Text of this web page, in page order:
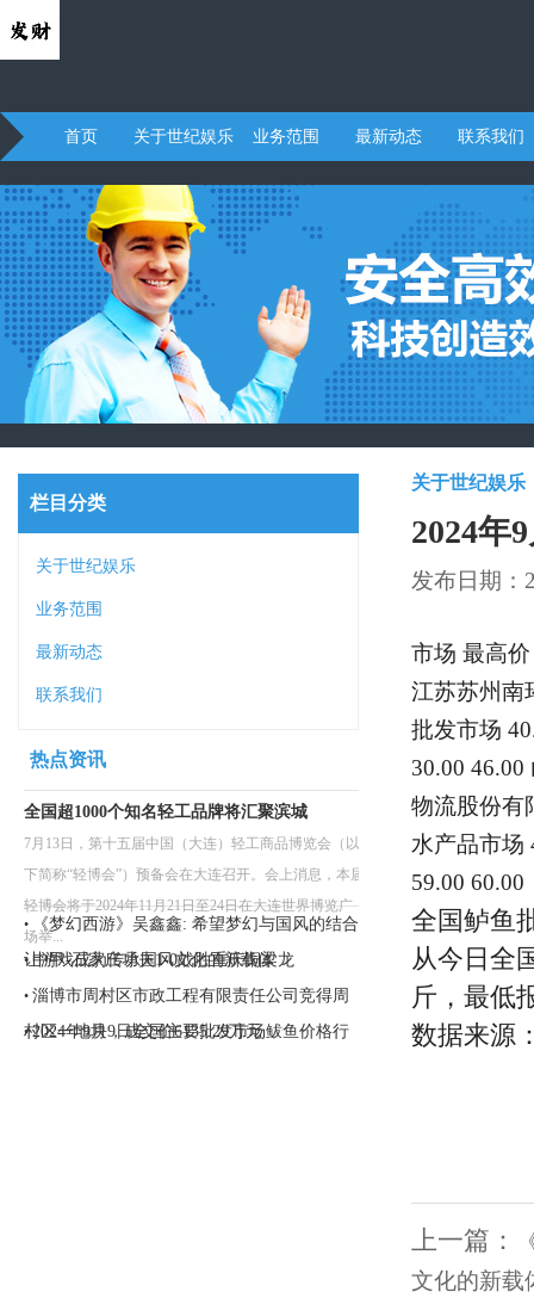
首页 关于世纪娱乐 业务范围 最新动态 联系我们
栏目分类
关于世纪娱乐
业务范围
最新动态
联系我们
热点资讯
全国超1000个知名轻工品牌将汇聚滨城
7月13日，第十五届中国（大连）轻工商品博览会（以
下简称“轻博会”）预备会在大连召开。会上消息，本届
轻博会将于2024年11月21日至24日在大连世界博览广
场举...
•
《梦幻西游》吴鑫鑫: 希望梦幻与国风的结合,
让游戏成为传承国风文化的新载体
•中甲-石家庄功夫1-0战胜重庆铜梁龙
• 淄博市周村区市政工程有限责任公司竞得周
村区一地块，成交价6135.29万元
•2024年9月9日全国主要批发市场鲅鱼价格行
关于世纪娱乐
2024年
发布日期：
市场 最高
江苏苏州南
批发市场
30.00
物流股份有
水产品市场
59.00 60.00
全国鲈鱼
从今日全
斤，最低
数据来源
上一篇：
文化的新载